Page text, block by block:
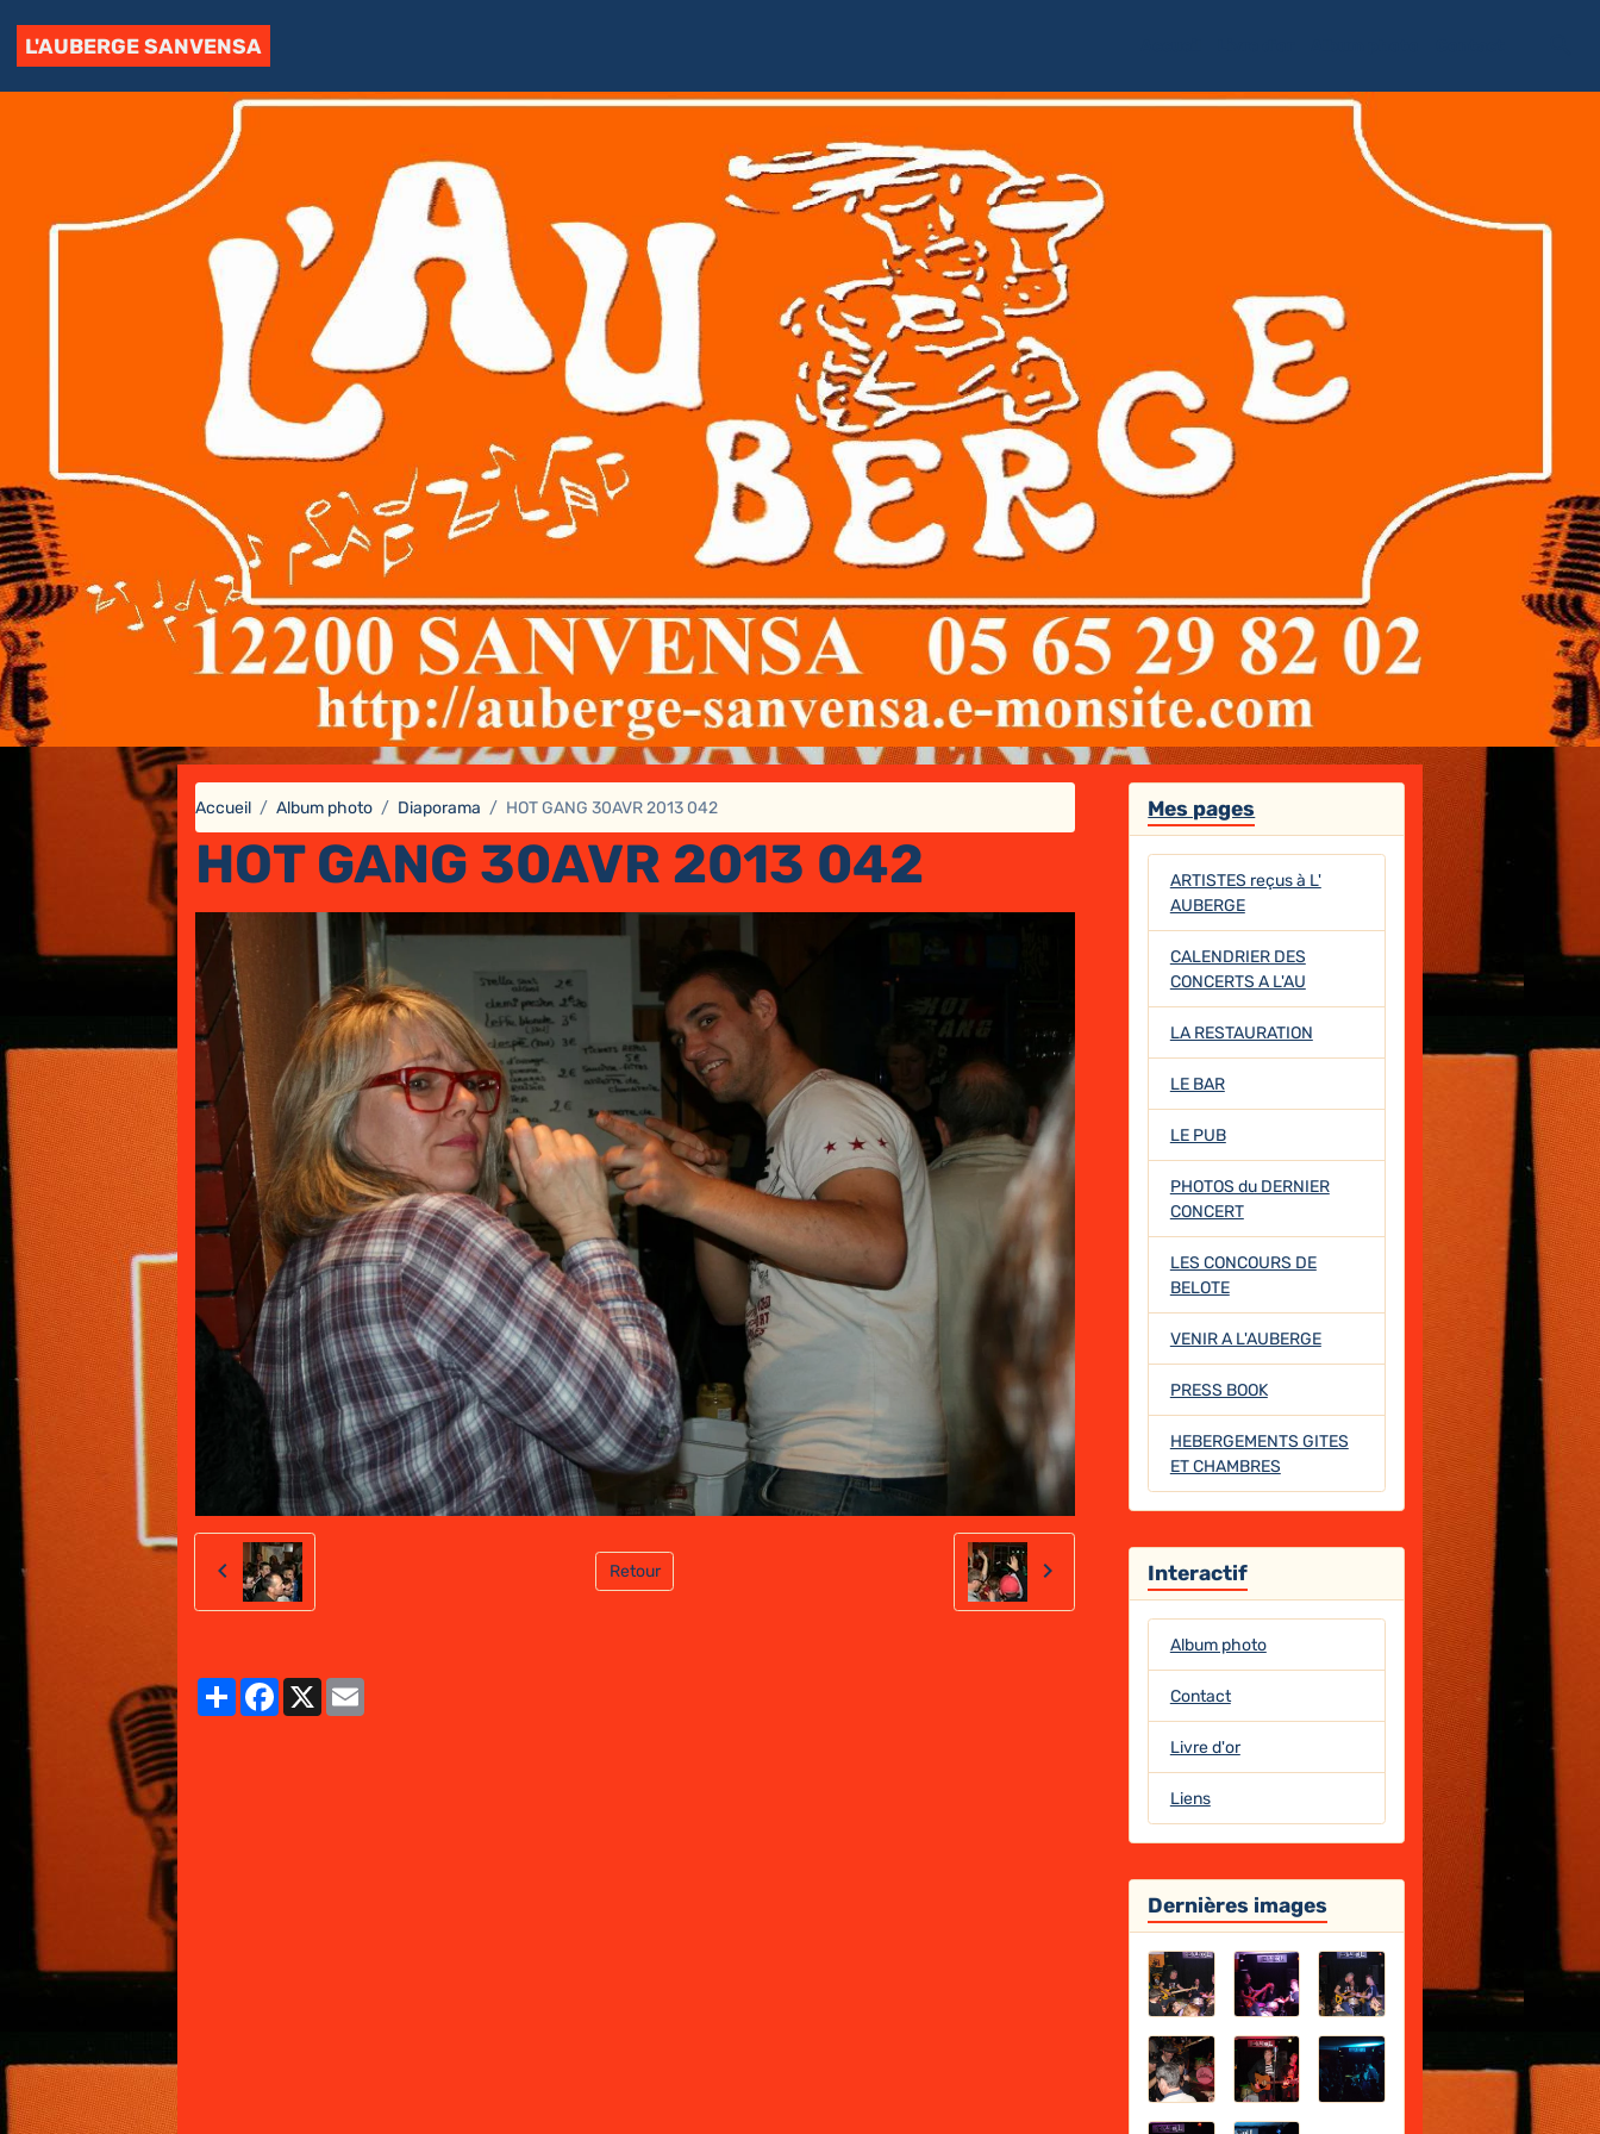
L'AUBERGE SANVENSA
Accueil Album photo Diaporama HOT GANG 30AVR 2013 042
HOT GANG 30AVR 2013 042
Retour
PartagerFacebook
X
Mes pages
ARTISTES reçus à L'
AUBERGE
CALENDRIER DES
CONCERTS A L'AU
LA RESTAURATION
LE BAR
LE PUB
PHOTOS du DERNIER
CONCERT
LES CONCOURS DE
BELOTE
VENIR A L'AUBERGE
PRESS BOOK
HEBERGEMENTS GITES
ET CHAMBRES
Interactif
Album photo
Contact
Livre d'or
Liens
Dernières images